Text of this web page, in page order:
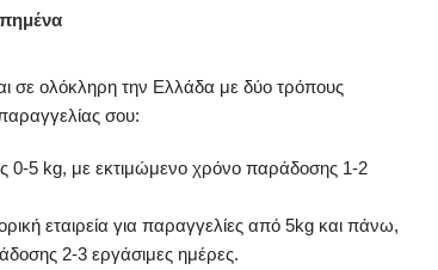
σε ολόκληρη την Ελλάδα με δύο τρόπους
σου:
0-5 kg, με εκτιμώμενο χρόνο παράδοσης 1-2
εταιρεία για παραγγελίες από 5kg και πάνω,
2-3 εργάσιμες ημέρες.